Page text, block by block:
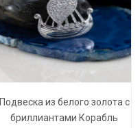
Подвеска из белого золота с
бриллиантами Корабль